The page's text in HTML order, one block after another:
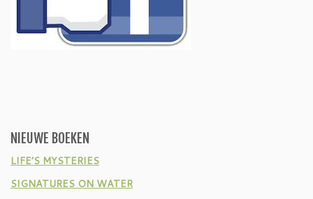
NIEUWE BOEKEN
LIFE’S MYSTERIES
SIGNATURES ON WATER